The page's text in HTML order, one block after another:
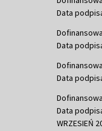
Data
Data
Data
Data
WRZESIEŃ